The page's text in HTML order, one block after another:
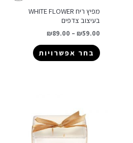
מפיץ ריח WHITE FLOWER
בעיצוב צדפים
₪59.00
–
₪89.00
בחר אפשרויות